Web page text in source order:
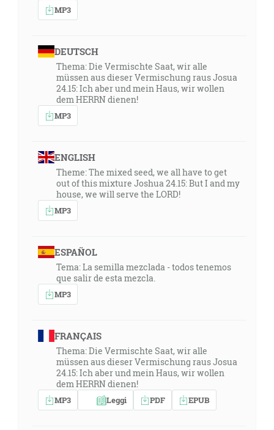
MP3
DEUTSCH
Thema: Die Vermischte Saat, wir alle
müssen aus dieser Vermischung raus Josua
24.15: Ich aber und mein Haus, wir wollen
dem HERRN dienen!
MP3
ENGLISH
Theme: The mixed seed, we all have to get
out of this mixture Joshua 24.15: But I and my
house, we will serve the LORD!
MP3
ESPAÑOL
Tema: La semilla mezclada - todos tenemos
que salir de esta mezcla.
MP3
FRANÇAIS
Thema: Die Vermischte Saat, wir alle
müssen aus dieser Vermischung raus Josua
24.15: Ich aber und mein Haus, wir wollen
dem HERRN dienen!
MP3 Leggi PDF EPUB